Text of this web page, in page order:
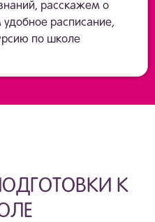
расскажем о
расписание,
по школе
К